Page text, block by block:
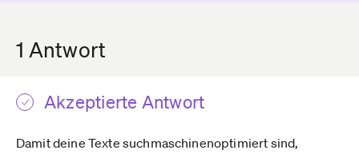
1 Antwort
Akzeptierte Antwort
Damit deine Texte suchmaschinenoptimiert sind,